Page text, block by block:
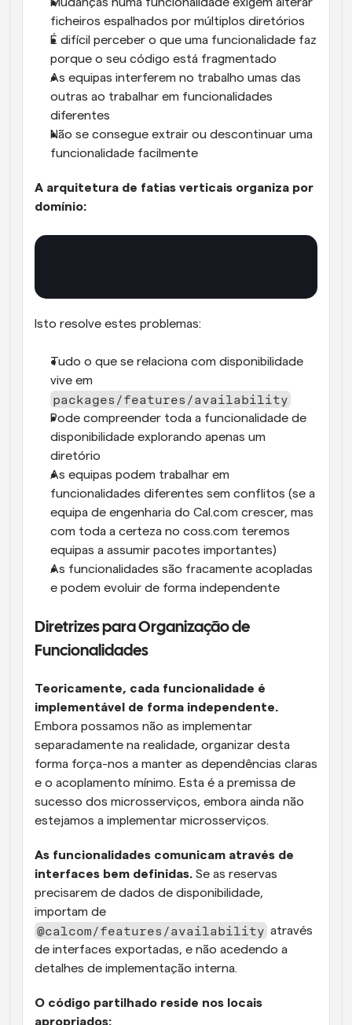
Mudanças numa funcionalidade exigem alterar
ficheiros espalhados por múltiplos diretórios
É difícil perceber o que uma funcionalidade faz
porque o seu código está fragmentado
As equipas interferem no trabalho umas das
outras ao trabalhar em funcionalidades
diferentes
Não se consegue extrair ou descontinuar uma
funcionalidade facilmente
A arquitetura de fatias verticais organiza por
domínio:
Isto resolve estes problemas:
Tudo o que se relaciona com disponibilidade
packages/features/availability
Pode compreender toda a funcionalidade de
disponibilidade explorando apenas um
diretório
As equipas podem trabalhar em
funcionalidades diferentes sem conflitos (se a
equipa de engenharia do Cal.com crescer, mas
com toda a certeza no coss.com teremos
equipas a assumir pacotes importantes)
As funcionalidades são fracamente acopladas
e podem evoluir de forma independente
Diretrizes para Organização de
Funcionalidades
Teoricamente, cada funcionalidade é
implementável de forma independente.
Embora possamos não as implementar
separadamente na realidade, organizar desta
forma força-nos a manter as dependências claras
e o acoplamento mínimo. Esta é a premissa de
sucesso dos microsserviços, embora ainda não
estejamos a implementar microsserviços.
As funcionalidades comunicam através de
interfaces bem definidas. Se as reservas
precisarem de dados de disponibilidade,
@calcom/features/availability através
de interfaces exportadas, e não acedendo a
detalhes de implementação interna.
O código partilhado reside nos locais
apropriados: